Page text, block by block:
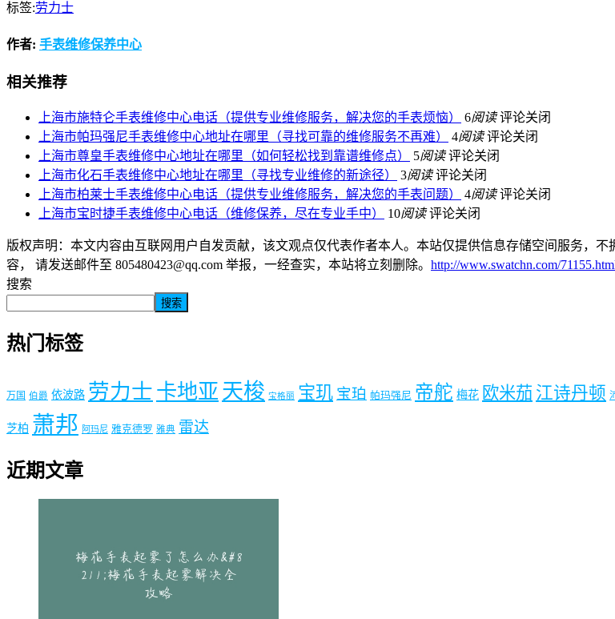
标签:劳力士
作者: 手表维修保养中心
相关推荐
上海市施特仑手表维修中心电话（提供专业维修服务，解决您的手表烦恼） 6阅读 评论关闭
上海市帕玛强尼手表维修中心地址在哪里（寻找可靠的维修服务不再难）
4阅读 评论关闭
上海市尊皇手表维修中心地址在哪里（如何轻松找到靠谱维修点）
5阅读 评论关闭
上海市化石手表维修中心地址在哪里（寻找专业维修的新途径）
3阅读 评论关闭
上海市柏莱士手表维修中心电话（提供专业维修服务，解决您的手表问题）
4阅读 评论关闭
上海市宝时捷手表维修中心电话（维修保养，尽在专业手中）
10阅读 评论关闭
版权声明：本文内容由互联网用户自发贡献，该文观点仅代表作者本人。本站仅提供信息存储空间服务，
容， 请发送邮件至 805480423@qq.com 举报，一经查实，本站将立刻删除。 http://www.swatchn.com/
搜索
搜索
热门标签
万国 伯爵 依波路 劳力士 卡地亚 天梭 宝格丽 宝玑 宝珀 帕玛强尼 帝舵 梅花 欧米茄 江诗丹顿
芝柏 萧邦 阿玛尼 雅克德罗 雅典 雷达
近期文章